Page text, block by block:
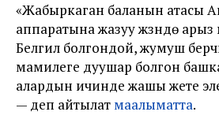
«Жабыркаган баланын атасы
аппаратына жазуу жүзүндө
Белгилүү болгондой, жумуш
мамилеге дуушар болгон
алардын ичинде жашы жете
— деп айтылат маалыматта.